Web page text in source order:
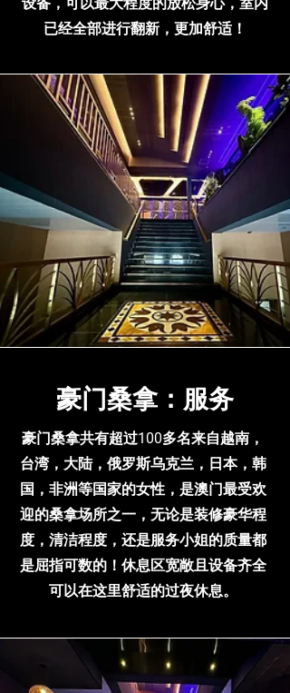
已经全部进行翻新，更加舒适！
​豪门桑拿：服务
豪门桑拿共有超过100多名来自越南，
台湾，大陆，俄罗斯乌克兰，日本，韩
国，非洲等国家的女性，是澳门最受欢
迎的桑拿场所之一，无论是装修豪华程
度，清洁程度，还是服务小姐的质量都
是屈指可数的！休息区宽敞且设备齐全
可以在这里舒适的过夜休息。